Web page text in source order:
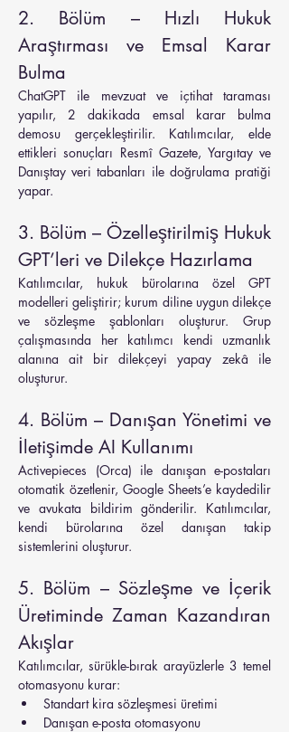
2. Bölüm – Hızlı Hukuk
Araştırması ve Emsal Karar
Bulma
ChatGPT ile mevzuat ve içtihat taraması
yapılır, 2 dakikada emsal karar bulma
demosu gerçekleştirilir. Katılımcılar, elde
ettikleri sonuçları Resmî Gazete, Yargıtay ve
Danıştay veri tabanları ile doğrulama pratiği
yapar.
3. Bölüm – Özelleştirilmiş Hukuk
GPT’leri ve Dilekçe Hazırlama
Katılımcılar, hukuk bürolarına özel GPT
modelleri geliştirir; kurum diline uygun dilekçe
ve sözleşme şablonları oluşturur. Grup
çalışmasında her katılımcı kendi uzmanlık
alanına ait bir dilekçeyi yapay zekâ ile
oluşturur.
4. Bölüm – Danışan Yönetimi ve
İletişimde AI Kullanımı
Activepieces (Orca) ile danışan e-postaları
otomatik özetlenir, Google Sheets’e kaydedilir
ve avukata bildirim gönderilir. Katılımcılar,
kendi bürolarına özel danışan takip
sistemlerini oluşturur.
5. Bölüm – Sözleşme ve İçerik
Üretiminde Zaman Kazandıran
Akışlar
Katılımcılar, sürükle-bırak arayüzlerle 3 temel
otomasyonu kurar:
Standart kira sözleşmesi üretimi
Danışan e-posta otomasyonu